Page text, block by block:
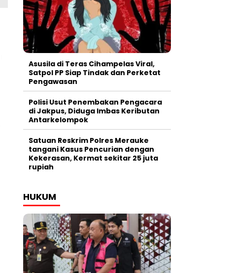
Asusila di Teras Cihampelas Viral,
Satpol PP Siap Tindak dan Perketat
Pengawasan
Polisi Usut Penembakan Pengacara
di Jakpus, Diduga Imbas Keributan
Antarkelompok
Satuan Reskrim Polres Merauke
tangani Kasus Pencurian dengan
Kekerasan, Kermat sekitar 25 juta
rupiah
HUKUM